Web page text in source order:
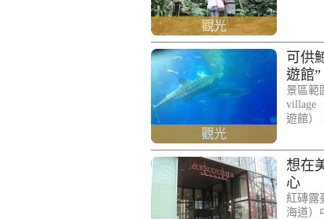
觀光
觀光
可供
遊館”
景區範
village
遊館）
想在
心
紅磚露
海道）